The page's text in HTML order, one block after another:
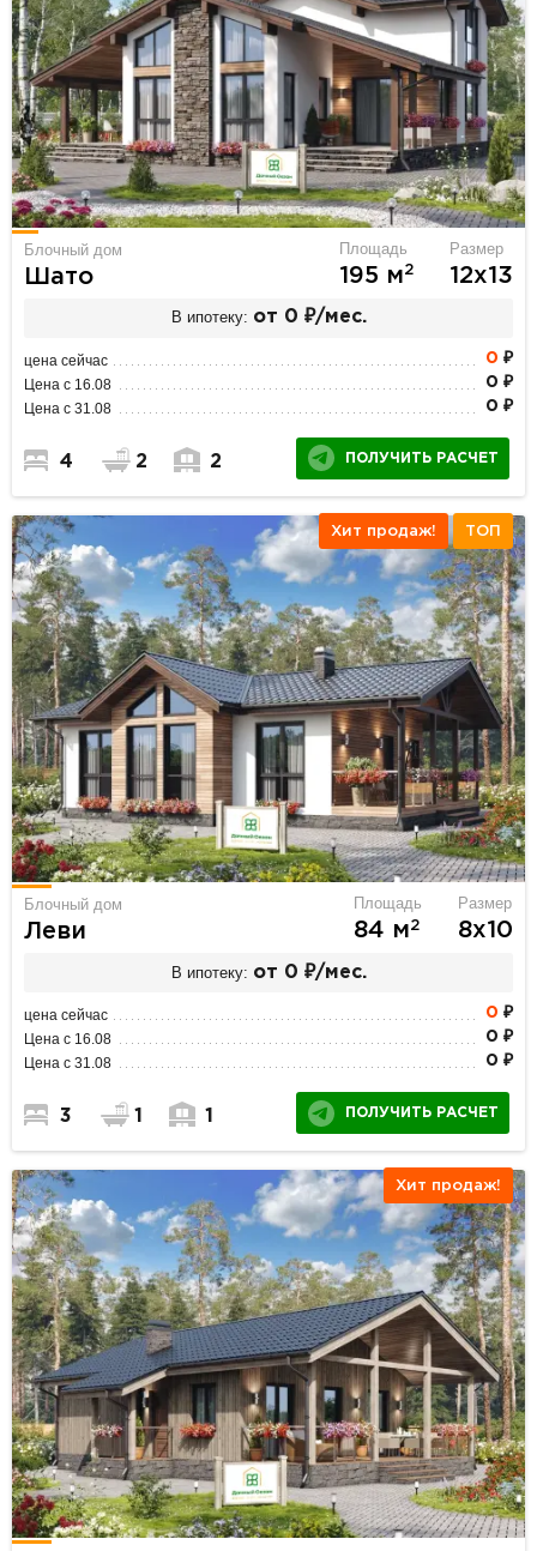
Блочный дом
Шато
Площадь
195 м2
Размер
12х13
В ипотеку: от 0 ₽/мес.
цена сейчас 0 ₽
Цена с 16.08 0 ₽
Цена с 31.08 0 ₽
4 2 2 ПОЛУЧИТЬ РАСЧЕТ
Хит продаж! ТОП
Блочный дом
Леви
Площадь
84 м2
Размер
8х10
В ипотеку: от 0 ₽/мес.
цена сейчас 0 ₽
Цена с 16.08 0 ₽
Цена с 31.08 0 ₽
3 1 1 ПОЛУЧИТЬ РАСЧЕТ
Хит продаж!